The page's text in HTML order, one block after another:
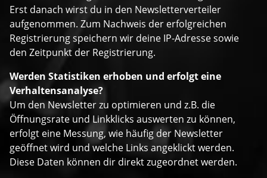
Erst danach wirst du in den Newsletterverteiler
aufgenommen. Zum Nachweis der erfolgreichen
Registrierung speichern wir deine IP-Adresse sowie
den Zeitpunkt der Registrierung.
Werden Statistiken erhoben und erfolgt eine
Verhaltensanalyse?
Um den Newsletter zu optimieren und z.B. die
Öffnungsrate und Linkklicks auswerten zu können,
erfolgt eine Messung, wie häufig der Newsletter
geöffnet wird und welche Links angeklickt werden.
Diese Daten können dir direkt zugeordnet werden.